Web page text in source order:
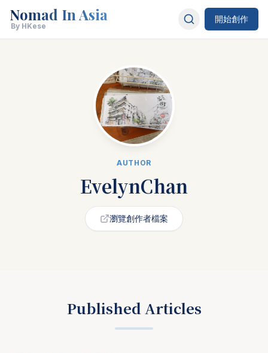
Nomad In Asia
By HKese
開始創作
AUTHOR
EvelynChan
瀏覽創作者檔案
Published Articles